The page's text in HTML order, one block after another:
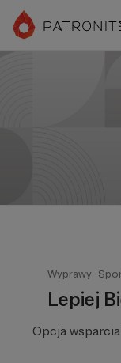
Wyprawy
Lepiej
Opcja